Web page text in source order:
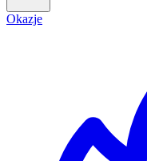
Okazje